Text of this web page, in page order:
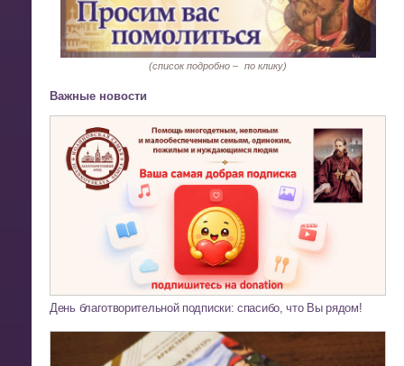
(список подробно – по клику)
Важные новости
День благотворительной подписки: спасибо, что Вы рядом!